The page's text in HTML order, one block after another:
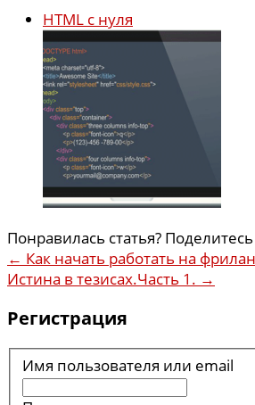
HTML с нуля
Понравилась статья?
← Как начать работать на
Истина в тезисах.Часть 1. →
Регистрация
Имя пользователя или email